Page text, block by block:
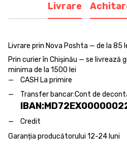
Livrare
Livrare prin Nova Poshta — de la 85
Prin curier în Chișinău — se livrează
minima de la 1500 lei
CASH La primire
Transfer bancar:Cont de
Credit
Garanția producătorului 12-24 luni